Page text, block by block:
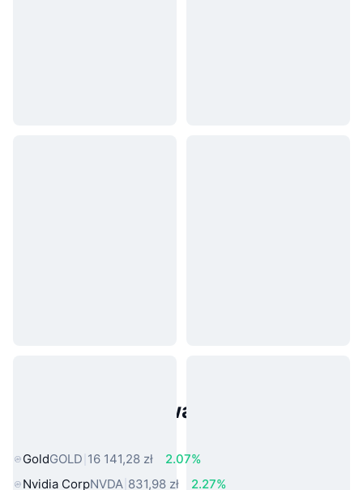
Popularne aktywa ze świata
GoldGOLD 16 141,28 zł
2.07%
Nvidia CorpNVDA 831,98 zł
2.27%